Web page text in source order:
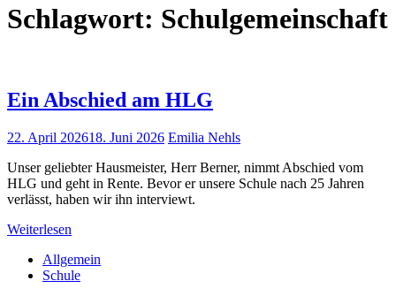
Schlagwort: Schulgemeinschaft
Ein Abschied am HLG
22. April 202618. Juni 2026 Emilia Nehls
Unser geliebter Hausmeister, Herr Berner, nimmt Abschied vom
HLG und geht in Rente. Bevor er unsere Schule nach 25 Jahren
verlässt, haben wir ihn interviewt.
Weiterlesen
Allgemein
Schule